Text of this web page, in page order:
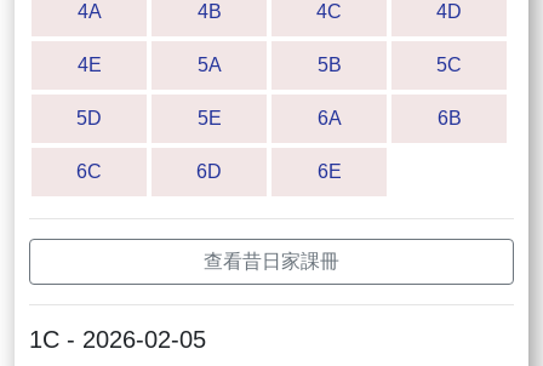
4A 4B 4C 4D
4E 5A 5B 5C
5D 5E 6A 6B
6C 6D 6E
查看昔日家課冊
1C - 2026-02-05